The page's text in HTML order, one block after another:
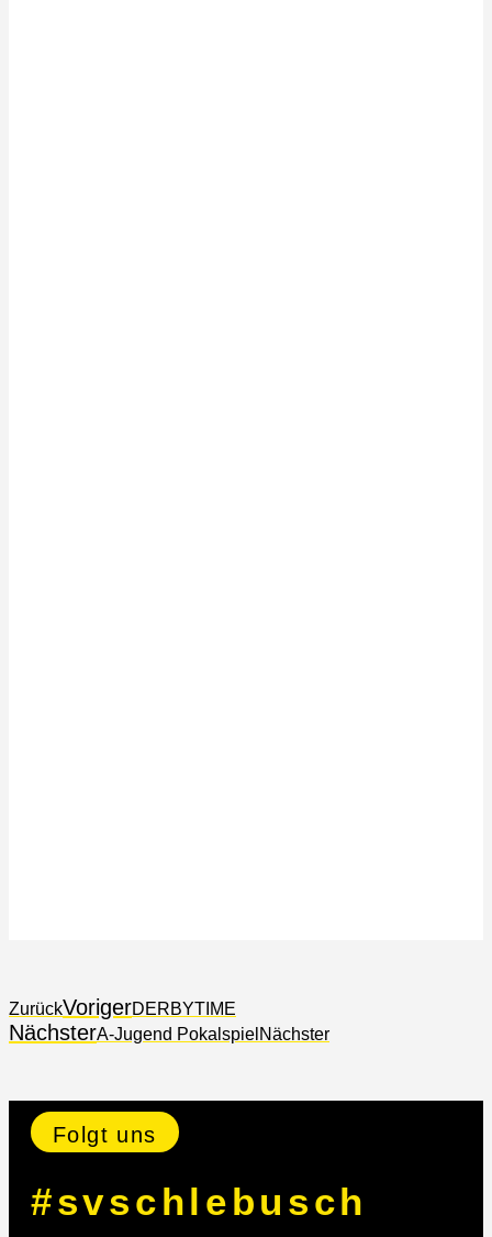
ZurückVorigerDERBYTIME
NächsterA-Jugend Pokalspiel Nächster
Folgt uns
#svschlebusch